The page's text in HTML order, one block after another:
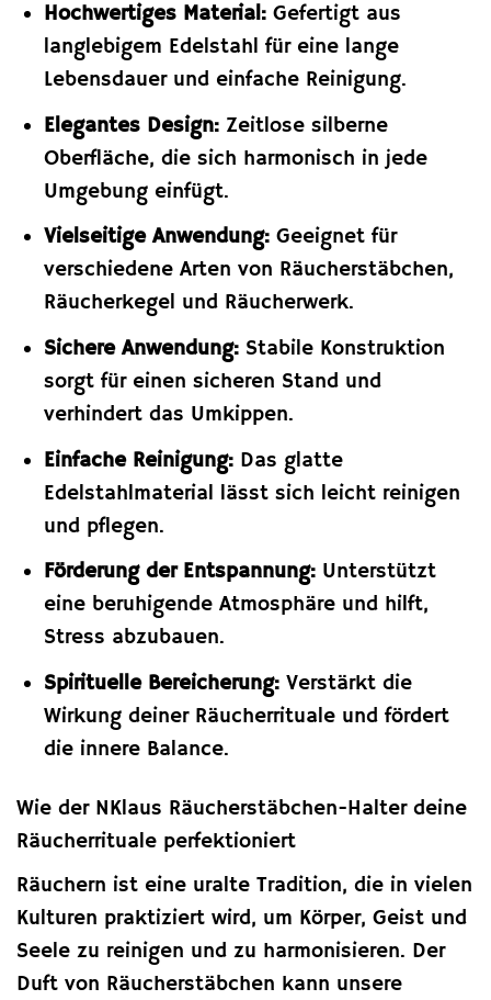
Hochwertiges Material:Gefertigt aus
langlebigem Edelstahl für eine lange
Lebensdauer und einfache Reinigung.
Elegantes Design:Zeitlose silberne
Oberfläche, die sich harmonisch in jede
Umgebung einfügt.
Vielseitige Anwendung:Geeignet für
verschiedene Arten von Räucherstäbchen,
Räucherkegel und Räucherwerk.
Sichere Anwendung:Stabile Konstruktion
sorgt für einen sicheren Stand und
verhindert das Umkippen.
Einfache Reinigung:Das glatte
Edelstahlmaterial lässt sich leicht reinigen
und pflegen.
Förderung der Entspannung:Unterstützt
eine beruhigende Atmosphäre und hilft,
Stress abzubauen.
Spirituelle Bereicherung:Verstärkt die
Wirkung deiner Räucherrituale und fördert
die innere Balance.
Wie der NKlaus Räucherstäbchen-Halter deine
Räucherrituale perfektioniert
Räuchern ist eine uralte Tradition, die in vielen
Kulturen praktiziert wird, um Körper, Geist und
Seele zu reinigen und zu harmonisieren. Der
Duft von Räucherstäbchen kann unsere